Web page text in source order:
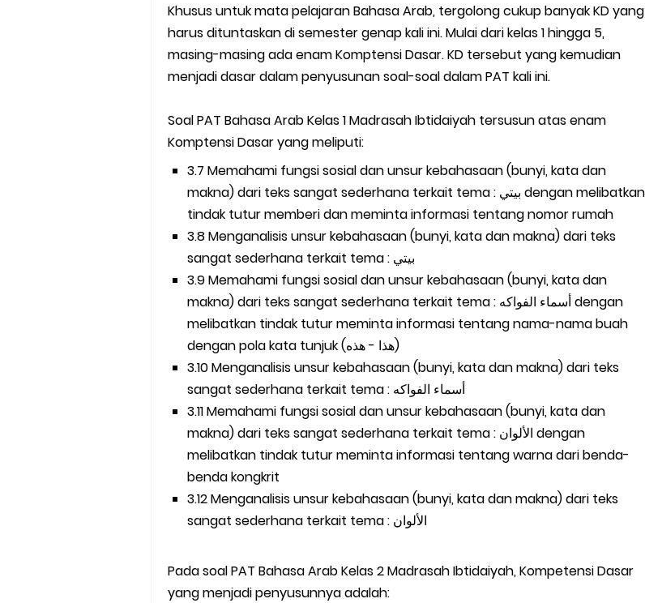
Khusus untuk mata pelajaran Bahasa Arab, tergolong cukup banyak KD yang
harus dituntaskan di semester genap kali ini. Mulai dari kelas 1 hingga 5,
masing-masing ada enam Komptensi Dasar. KD tersebut yang kemudian
menjadi dasar dalam penyusunan soal-soal dalam PAT kali ini.
Soal PAT Bahasa Arab Kelas 1 Madrasah Ibtidaiyah tersusun atas enam
Komptensi Dasar yang meliputi:
3.7 Memahami fungsi sosial dan unsur kebahasaan (bunyi, kata dan
makna) dari teks sangat sederhana terkait tema : بيتي dengan melibatkan
tindak tutur memberi dan meminta informasi tentang nomor rumah
3.8 Menganalisis unsur kebahasaan (bunyi, kata dan makna) dari teks
sangat sederhana terkait tema : بيتي
3.9 Memahami fungsi sosial dan unsur kebahasaan (bunyi, kata dan
makna) dari teks sangat sederhana terkait tema : أسماء الفواكه dengan
melibatkan tindak tutur meminta informasi tentang nama-nama buah
dengan pola kata tunjuk (هذا - هذه)
3.10 Menganalisis unsur kebahasaan (bunyi, kata dan makna) dari teks
3.11 Memahami fungsi sosial dan unsur kebahasaan (bunyi, kata dan
makna) dari teks sangat sederhana terkait tema : الألوان dengan
melibatkan tindak tutur meminta informasi tentang warna dari benda-
benda kongkrit
3.12 Menganalisis unsur kebahasaan (bunyi, kata dan makna) dari teks
Pada soal PAT Bahasa Arab Kelas 2 Madrasah Ibtidaiyah, Kompetensi Dasar
yang menjadi penyusunnya adalah: